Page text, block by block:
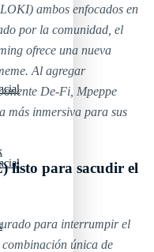
ambos enfocados en
por la comunidad, el
ofrece una nueva
Al agregar
De-Fi, Mpeppe
más inmersiva para sus
listo para sacudir el
para interrumpir el
combinación única de